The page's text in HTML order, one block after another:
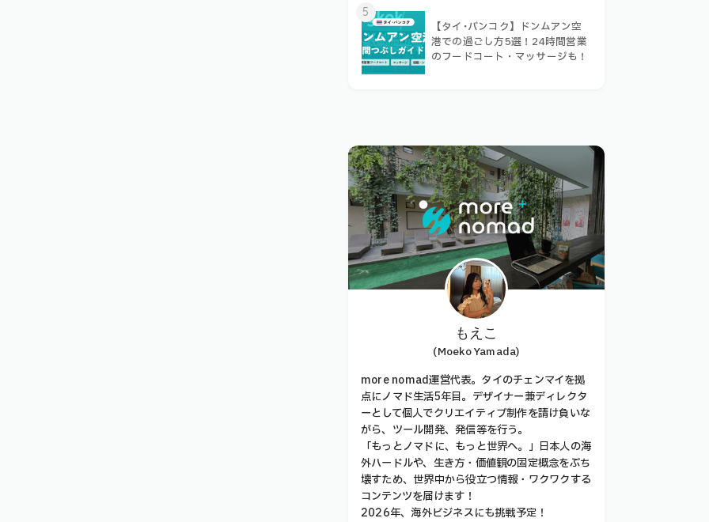
5
【タイ･バンコク】ドンムアン空
港での過ごし方5選！24時間営業
のフードコート・マッサージも！
もえこ
(Moeko Yamada)
more nomad運営代表。タイのチェンマイを拠
点にノマド生活5年目。デザイナー兼ディレクタ
ーとして個人でクリエイティブ制作を請け負いな
がら、ツール開発、発信等を行う。
「もっとノマドに、もっと世界へ。」日本人の海
外ハードルや、生き方・価値観の固定概念をぶち
壊すため、世界中から役立つ情報・ワクワクする
コンテンツを届けます！
2026年、海外ビジネスにも挑戦予定！